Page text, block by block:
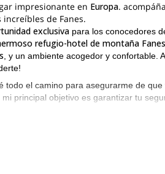
impresionante en Europa.
de Fanes.
exclusiva para los conocedores
refugio-hotel de montaña Fanes
, y un ambiente acogedor y confortable.
todo el camino para asegurarme de
mi principal objetivo es garantizar tu
es adecuado para